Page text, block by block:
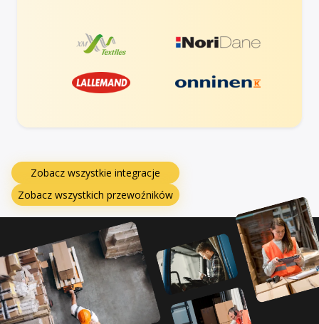
Zobacz wszystkie integracje
Zobacz wszystkich przewoźników